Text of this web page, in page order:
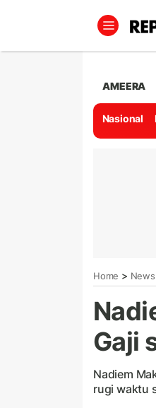
AMEERA
Nasional
Home > News
Gaji
Nadiem
rugi waktu